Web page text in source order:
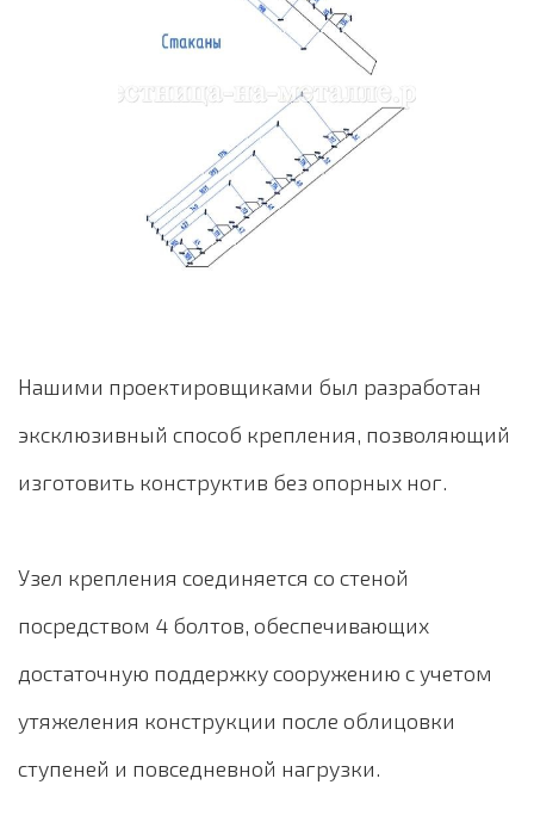
Нашими проектировщиками был разработан
эксклюзивный способ крепления, позволяющий
изготовить конструктив без опорных ног.
Узел крепления соединяется со стеной
посредством 4 болтов, обеспечивающих
достаточную поддержку сооружению с учетом
утяжеления конструкции после облицовки
ступеней и повседневной нагрузки.